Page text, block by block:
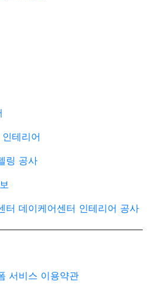
테리어
링 공사
터 데이케어센터 인테리어 공사
서비스 이용약관